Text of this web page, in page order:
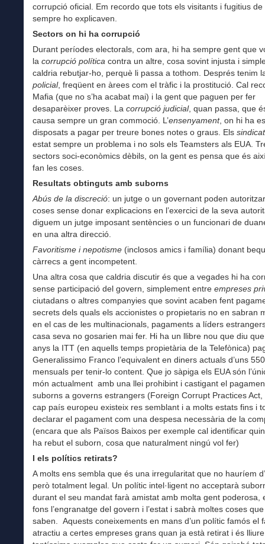
corrupció oficial. Em recordo que tots els visitants i fugitius de
sempre ho explicaven.
Sectors on hi ha corrupció
Durant períodes electorals, com ara, hi ha sempre gent que
la corrupció política contra un altre, cosa sovint injusta i
caldria rebutjar-ho, perquè li passa a tothom. Després tenim
policial, freqüent en àrees com el tràfic i la prostitució. Cal
Mafia (que no s’ha acabat mai) i la gent que paguen per fer
desaparèixer proves. La corrupció judicial, quan passa, que
causa sempre un gran commoció. L’ensenyament, on hi ha
disposats a pagar per treure bones notes o graus. Els
estat sempre un problema i no sols els Teamsters als EUA.
sectors soci-econòmics dèbils, on la gent es pensa que és
fan les coses.
Resultats obtinguts amb suborns
Abús de la discreció: un jutge o un governant poden
coses sense donar explicacions en l’exercici de la seva
diguem un jutge imposant sentències o un funcionari de
en una altra direcció.
Favoritisme i nepotisme (inclosos amics i família) donant
càrrecs a gent incompetent.
Una altra cosa que caldria discutir és que a vegades hi ha
sense participació del govern, simplement entre empreses
ciutadans o altres companyies que sovint acaben fent
secrets dels quals els accionistes o propietaris no en sabran
en el cas de les multinacionals, pagaments a líders
casa seva no gosarien mai fer. Hi ha un llibre nou que diu
anys la ITT (en aquells temps propietària de la Telefònica)
Generalissimo Franco l’equivalent en diners actuals d’uns
mensuals per tenir-lo content. Que jo sàpiga els EUA són
món actualment amb una llei prohibint i castigant el
suborns a governs estrangers (Foreign Corrupt Practices Act,
cap país europeu existeix res semblant i a molts estats fins i
declarar el pagament com una despesa necessària de la
(encara que als Països Baixos per exemple cal identificar
ha rebut el suborn, cosa que naturalment ningú vol fer)
I els polítics retirats?
A molts ens sembla que és una irregularitat que no hauríem
però totalment legal. Un polític intel·ligent no acceptarà
durant el seu mandat farà amistat amb molta gent poderosa,
fons l’engranatge del govern i l’estat i sabrà moltes coses
saben. Aquests coneixements en mans d’un polític famós el
atractiu a certes empreses grans quan ja està retirat i és